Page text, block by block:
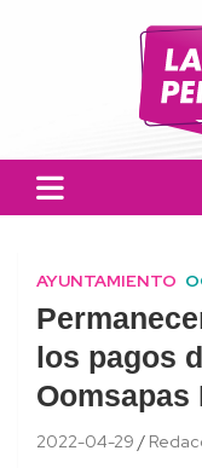
Las
informado a la
AYUNTAMIENTO
los pagos
2022-04-29